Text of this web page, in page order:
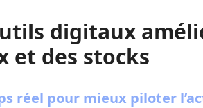
digitaux
et des stocks
réel pour mieux piloter